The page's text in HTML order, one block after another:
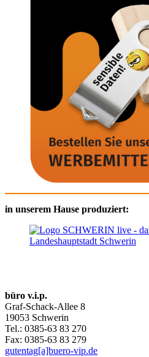
in unserem Hause produziert:
büro v.i.p.
Graf-Schack-Allee 8
19053 Schwerin
Tel.: 0385-63 83 270
Fax: 0385-63 83 279
gutentag[a]buero-vip.de